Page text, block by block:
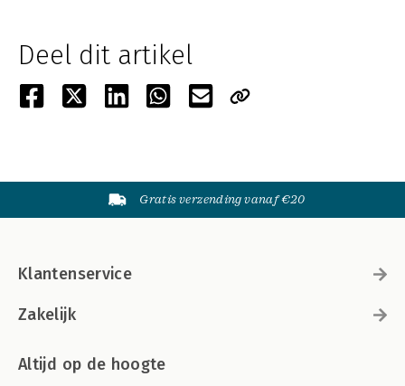
Deel dit artikel
Gratis verzending vanaf €20
Klantenservice
Zakelijk
Altijd op de hoogte